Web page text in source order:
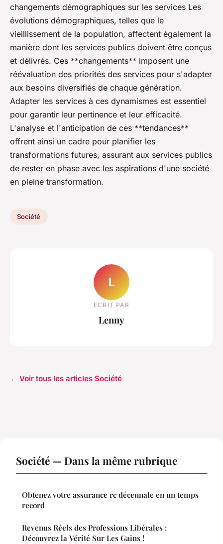
changements démographiques sur les services Les
évolutions démographiques, telles que le
vieillissement de la population, affectent également la
manière dont les services publics doivent être conçus
et délivrés. Ces **changements** imposent une
réévaluation des priorités des services pour s'adapter
aux besoins diversifiés de chaque génération.
Adapter les services à ces dynamismes est essentiel
pour garantir leur pertinence et leur efficacité.
L'analyse et l'anticipation de ces **tendances**
offrent ainsi un cadre pour planifier les
transformations futures, assurant aux services publics
de rester en phase avec les aspirations d'une société
en pleine transformation.
Société
L
ECRIT PAR
Lenny
← Voir tous les articles Société
Société — Dans la même rubrique
Obtenez votre assurance rc décennale en un temps
record
Revenus Réels des Professions Libérales :
Découvrez la Vérité Sur Les Gains !